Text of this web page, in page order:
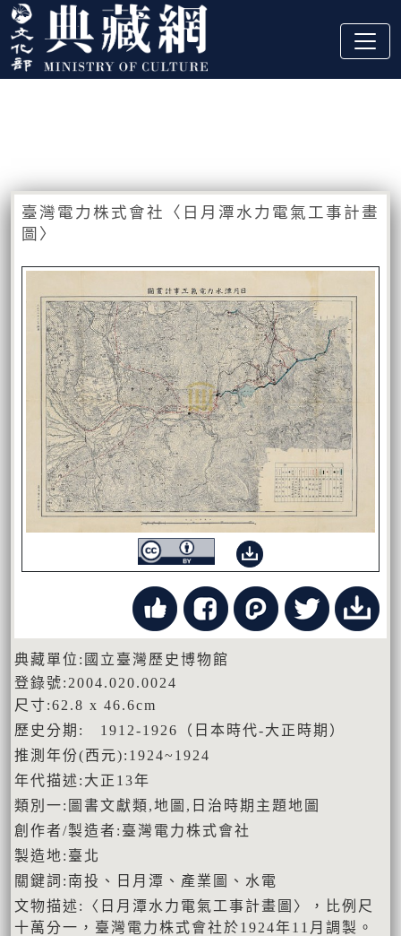
跳到主要內容
:::
臺灣電力株式會社〈日月潭水力電氣工事計畫
圖〉
典藏單位:國立臺灣歷史博物館
登錄號:2004.020.0024
尺寸:62.8 x 46.6cm
歷史分期: 1912-1926（日本時代-大正時期）
推測年份(西元):1924~1924
年代描述:大正13年
類別一:圖書文獻類,地圖,日治時期主題地圖
創作者/製造者:臺灣電力株式會社
製造地:臺北
關鍵詞:南投、日月潭、產業圖、水電
文物描述:〈日月潭水力電氣工事計畫圖〉，比例尺
十萬分一，臺灣電力株式會社於1924年11月調製。